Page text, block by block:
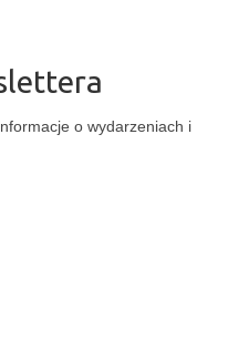
o wydarzeniach i